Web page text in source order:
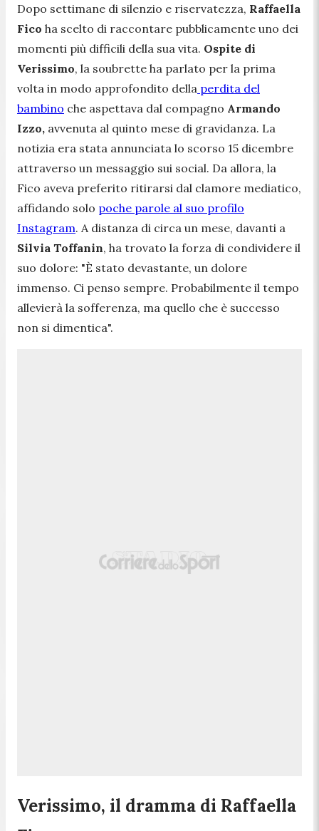
Dopo settimane di silenzio e riservatezza, Raffaella
Fico ha scelto di raccontare pubblicamente uno dei
momenti più difficili della sua vita. Ospite di
Verissimo, la soubrette ha parlato per la prima
volta in modo approfondito della perdita del
bambino che aspettava dal compagno Armando
Izzo, avvenuta al quinto mese di gravidanza. La
notizia era stata annunciata lo scorso 15 dicembre
attraverso un messaggio sui social. Da allora, la
Fico aveva preferito ritirarsi dal clamore mediatico,
affidando solo poche parole al suo profilo
Instagram. A distanza di circa un mese, davanti a
Silvia Toffanin, ha trovato la forza di condividere il
suo dolore: "È stato devastante, un dolore
immenso. Ci penso sempre. Probabilmente il tempo
allevierà la sofferenza, ma quello che è successo
non si dimentica".
Verissimo, il dramma di Raffaella